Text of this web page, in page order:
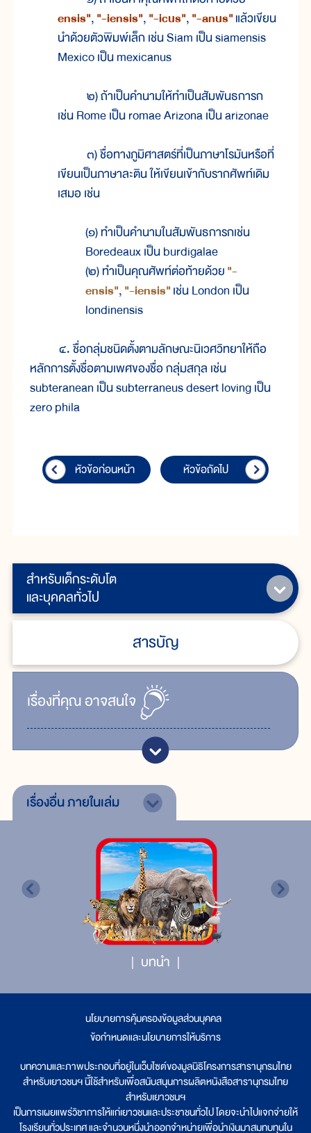
สำหรับเด็กระดับโต
และบุคคลทั่วไป
สารบัญ
เรื่ิองที่คุณอาจสนใจ
ensis","-iensis","-icus","-anus"แล้วเขียน
นำด้วยตัวพิมพ์เล็ก เช่น Siam เป็น siamensis
Mexico เป็น mexicanus
๒) ถ้าเป็นคำนามให้ทำเป็นสัมพันธการก
เช่น Rome เป็น romae Arizona เป็น arizonae
๓) ชื่อทางภูมิศาสตร์ที่เป็นภาษาโรมันหรือที่
เขียนเป็นภาษาละติน ให้เขียนเข้ากับรากศัพท์เดิม
เสมอ เช่น
(๑) ทำเป็นคำนามในสัมพันธการกเช่น
Boredeaux เป็น burdigalae
(๒) ทำเป็นคุณศัพท์ต่อท้ายด้วย"-
ensis","-iensis"เช่น London เป็น
londinensis
๔. ชื่อกลุ่มชนิดตั้งตามลักษณะนิเวศวิทยาให้ถือ
หลักการตั้งชื่อตามเพศของชื่อ กลุ่มสกุล เช่น
subteranean เป็น subterraneus desert loving เป็น
zero phila
หัวข้อก่อนหน้า หัวข้อถัดไป
เรื่องอื่นภายในเล่ม
บทนำ
นโยบายการคุ้มครองข้อมูลส่วนบุคคล
ข้อกำหนดและนโยบายการให้บริการ
บทความและภาพประกอบที่อยู่ในเว็บไซต์ของมูลนิธิโครงการสารานุกรมไทย
สำหรับเยาวชนฯ นี้ใช้สำหรับเพื่อสนับสนุนการผลิตหนังสือสารานุกรมไทย
สำหรับเยาวชนฯ
เป็นการเผยแพร่วิชาการให้แก่เยาวชนและประชาชนทั่วไป โดยจะนำไปแจกจ่ายให้
โรงเรียนทั่วประเทศ และจำนวนหนึ่งนำออกจำหน่ายเพื่อนำเงินมาสมทบทุนใน